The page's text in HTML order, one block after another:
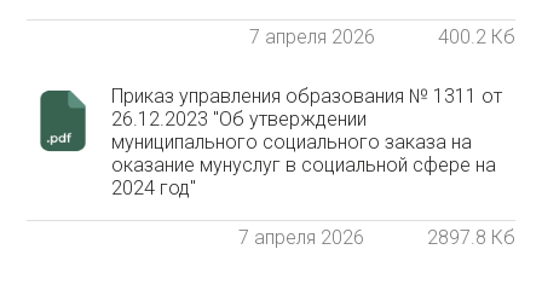
7 апреля 2026 400.2 Кб
Приказ управления образования № 1311 от
26.12.2023 "Об утверждении
муниципального социального заказа на
оказание мунуслуг в социальной сфере на
2024 год"
7 апреля 2026 2897.8 Кб